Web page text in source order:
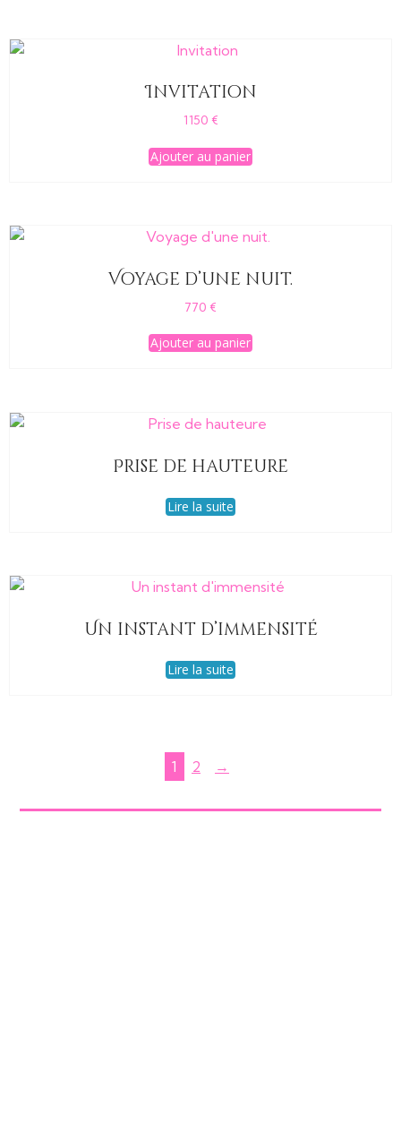
Invitation
1150 €
Ajouter au panier
Voyage d’une nuit.
770 €
Ajouter au panier
Prise de hauteure
Lire la suite
Un instant d’immensité
Lire la suite
1 2 →